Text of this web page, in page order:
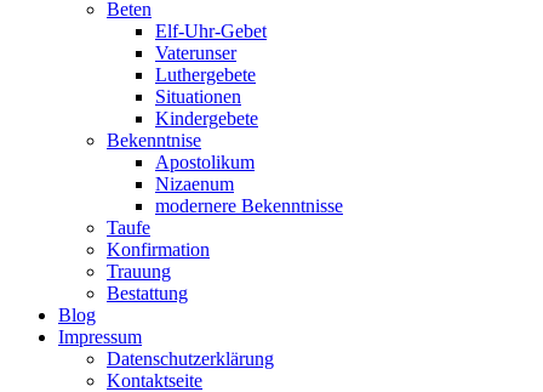
Beten
Elf-Uhr-Gebet
Vaterunser
Luthergebete
Situationen
Kindergebete
Bekenntnise
Apostolikum
Nizaenum
modernere Bekenntnisse
Taufe
Konfirmation
Trauung
Bestattung
Blog
Impressum
Datenschutzerklärung
Kontaktseite